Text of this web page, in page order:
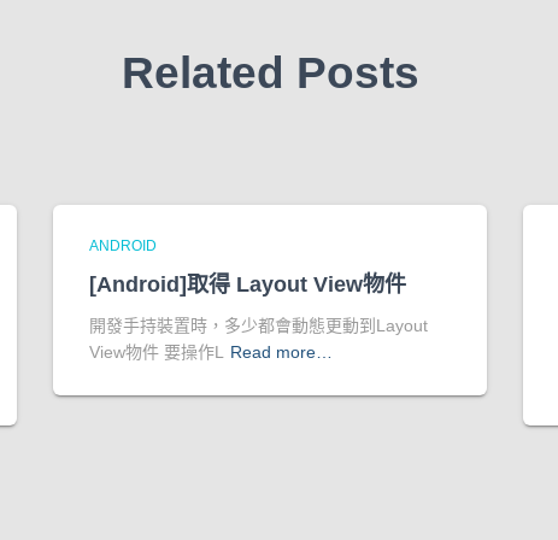
Related Posts
ANDROID
[Android]取得 Layout View物件
開發手持裝置時，多少都會動態更動到Layout
View物件 要操作L
Read more…